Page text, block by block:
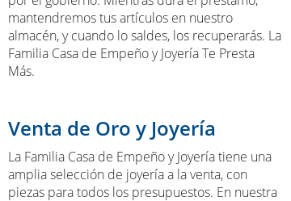
mantendremos tus artículos en nuestro
almacén, y cuando lo saldes, los recuperarás. La
Familia Casa de Empeño y Joyería Te Presta
Más.
Venta de Oro y Joyería
La Familia Casa de Empeño y Joyería tiene una
amplia selección de joyería a la venta, con
piezas para todos los presupuestos. En nuestra